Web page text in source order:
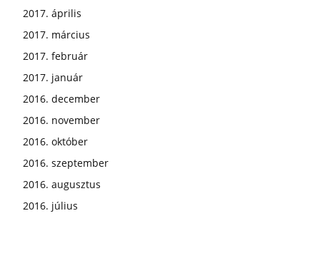
2017. április
2017. március
2017. február
2017. január
2016. december
2016. november
2016. október
2016. szeptember
2016. augusztus
2016. július